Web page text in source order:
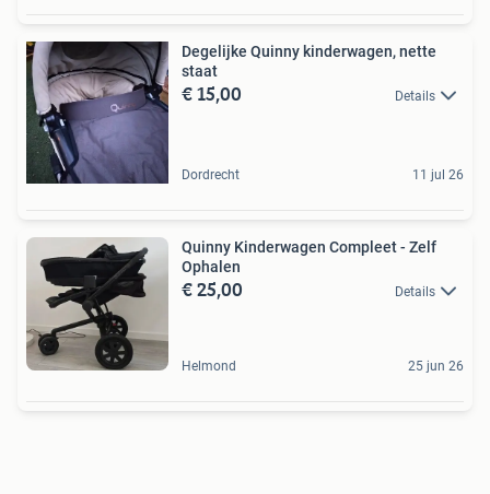
Degelijke Quinny kinderwagen, nette
staat
€ 15,00 Details
Dordrecht 11 jul 26
Quinny Kinderwagen Compleet - Zelf
Ophalen
€ 25,00 Details
Helmond 25 jun 26